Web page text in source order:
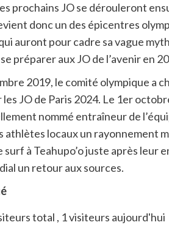
prochains JO se dérouleront
donc un des épicentres
qui auront pour cadre sa vague
préparer aux JO de l’avenir en
2019, le comité olympique a
JO de Paris 2024. Le 1er
nommé entraîneur de
athlètes locaux un rayonnement
surf à Teahupo’o juste après leur
un retour aux sources.
total , 1 visiteurs aujourd'hui